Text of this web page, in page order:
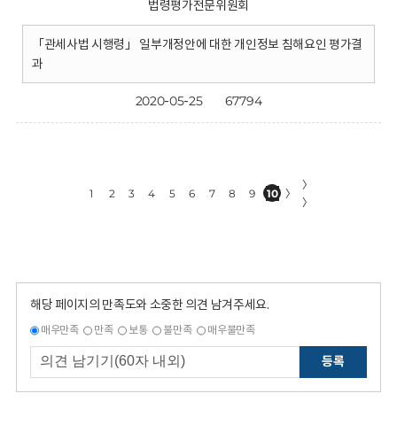
법령평가전문위원회
「관세사법 시행령」 일부개정안에 대한 개인정보 침해요인 평가결
과
2020-05-25 67794
1 2 3 4 5 6 7 8 9 10 〉
〉
〉
해당 페이지의 만족도와 소중한 의견 남겨주세요.
매우만족 만족 보통 불만족 매우불만족
등록